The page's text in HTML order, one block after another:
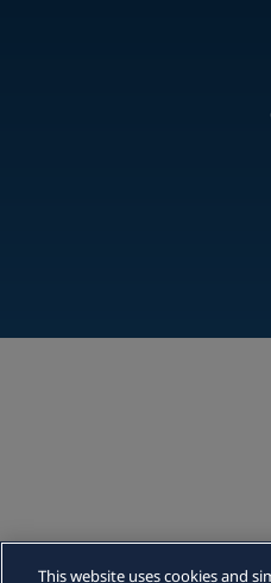
This website uses cookies and